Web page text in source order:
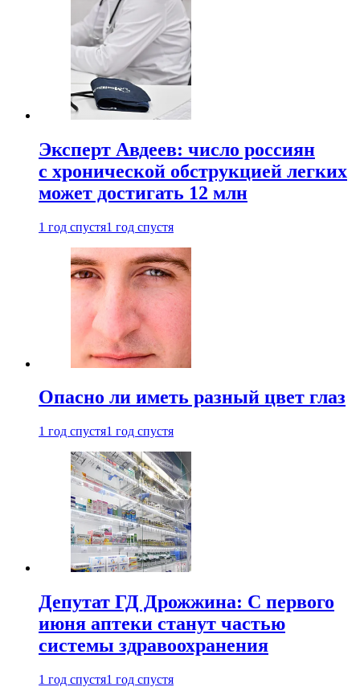
Эксперт Авдеев: число россиян
с хронической обструкцией легких
может достигать 12 млн
1 год спустя1 год спустя
Опасно ли иметь разный цвет глаз
1 год спустя1 год спустя
Депутат ГД Дрожжина: С первого
июня аптеки станут частью
системы здравоохранения
1 год спустя1 год спустя